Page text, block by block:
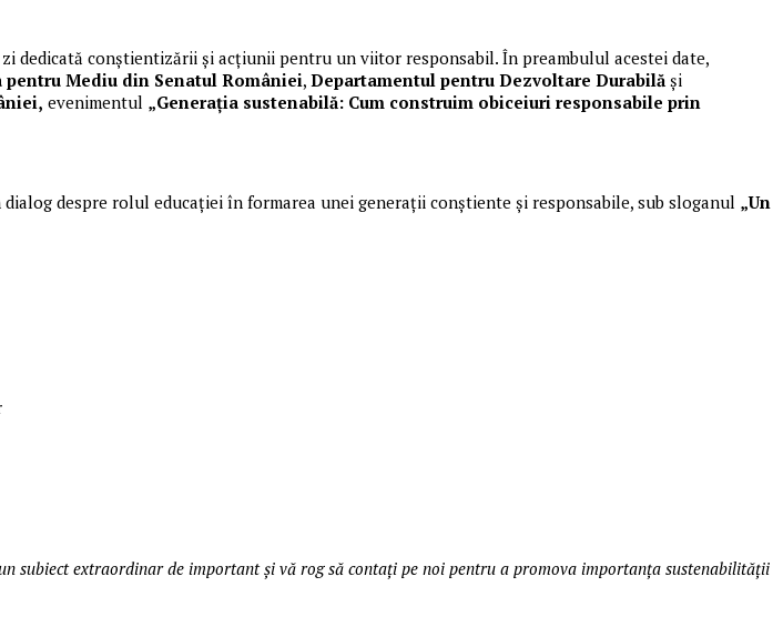
zi dedicată conștientizării și acțiunii pentru un viitor responsabil. În preambulul acestei date,
pentru Mediu din Senatul României, Departamentul pentru Dezvoltare Durabilă și
evenimentul „Generația sustenabilă: Cum construim obiceiuri responsabile prin
despre rolul educației în formarea unei generații conștiente și responsabile, sub sloganul „Un
subiect extraordinar de important și vă rog să contați pe noi pentru a promova importanța sustenabilității